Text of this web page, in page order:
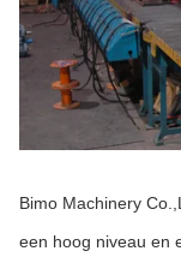
Bimo Machinery
een hoog niveau en